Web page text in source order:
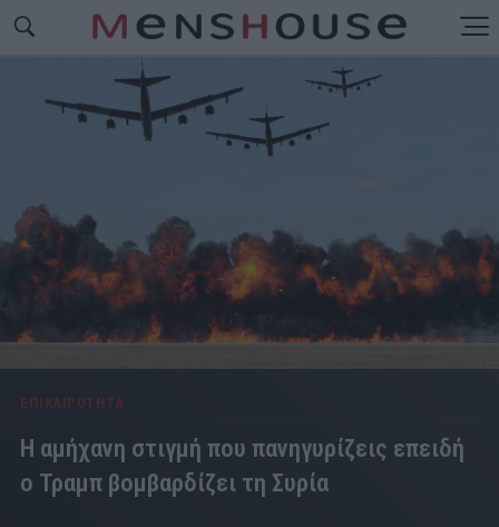
ΕΠΙΚΑΙΡΟΤΗΤΑ
Η αμήχανη στιγμή που πανηγυρίζεις επειδή
ο Τραμπ βομβαρδίζει τη Συρία